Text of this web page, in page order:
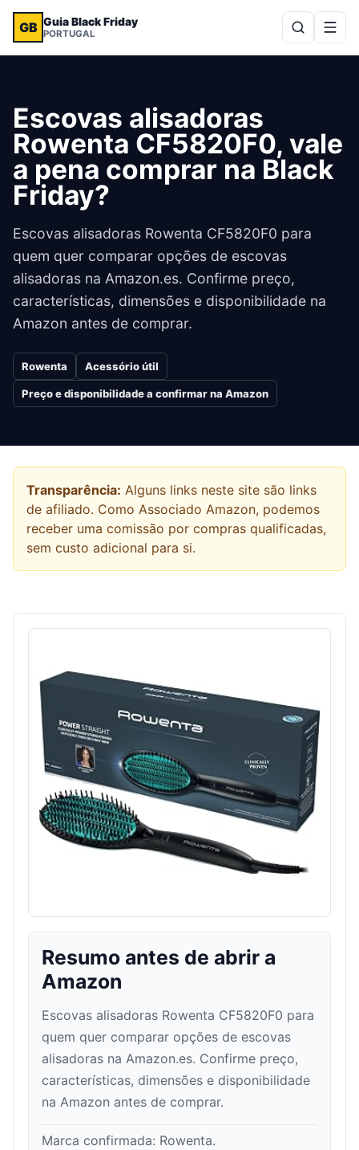
GB Guia Black Friday
PORTUGAL
Escovas alisadoras
Rowenta CF5820F0, vale
a pena comprar na Black
Friday?
Escovas alisadoras Rowenta CF5820F0 para
quem quer comparar opções de escovas
alisadoras na Amazon.es. Confirme preço,
características, dimensões e disponibilidade na
Amazon antes de comprar.
Rowenta Acessório útil
Preço e disponibilidade a confirmar na Amazon
Transparência: Alguns links neste site são links
de afiliado. Como Associado Amazon, podemos
receber uma comissão por compras qualificadas,
sem custo adicional para si.
Resumo antes de abrir a
Amazon
Escovas alisadoras Rowenta CF5820F0 para
quem quer comparar opções de escovas
alisadoras na Amazon.es. Confirme preço,
características, dimensões e disponibilidade
na Amazon antes de comprar.
Marca confirmada: Rowenta.